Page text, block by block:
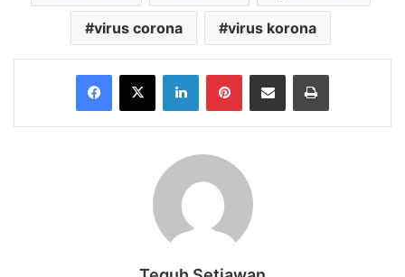
virus corona virus korona
Facebook
X LinkedInPinterestShare via Email Print